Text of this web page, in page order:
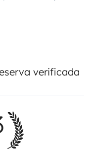
verificada